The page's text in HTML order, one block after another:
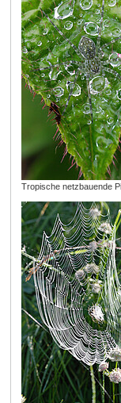
Tropische netzbauende